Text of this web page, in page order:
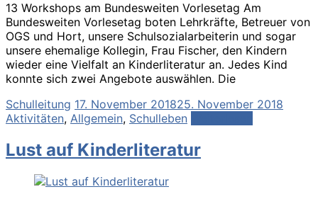
13 Workshops am Bundesweiten Vorlesetag Am
Bundesweiten Vorlesetag boten Lehrkräfte, Betreuer von
OGS und Hort, unsere Schulsozialarbeiterin und sogar
unsere ehemalige Kollegin, Frau Fischer, den Kindern
wieder eine Vielfalt an Kinderliteratur an. Jedes Kind
konnte sich zwei Angebote auswählen. Die
Schulleitung 17. November 201825. November 2018
Aktivitäten, Allgemein, Schulleben
Lust auf Kinderliteratur